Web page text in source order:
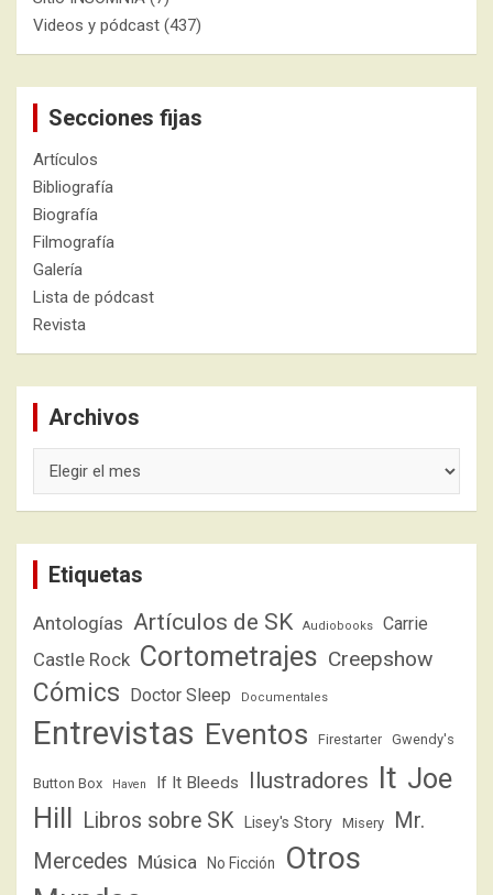
Videos y pódcast (437)
Secciones fijas
Artículos
Bibliografía
Biografía
Filmografía
Galería
Lista de pódcast
Revista
Archivos
Etiquetas
Antologías Artículos de SK Audiobooks Carrie
Castle Rock Cortometrajes Creepshow
Cómics Doctor Sleep Documentales
Entrevistas Eventos Firestarter Gwendy's
Button Box Haven If It Bleeds Ilustradores It Joe
Hill
Libros sobre SK Lisey's Story Misery
Mr.
Mercedes Música No Ficción
Otros